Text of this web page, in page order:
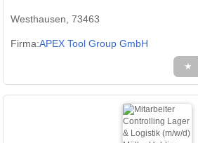
Westhausen, 73463
Firma:APEX Tool Group GmbH
★